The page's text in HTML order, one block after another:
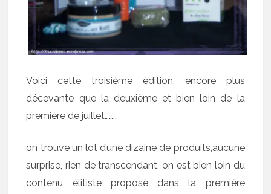
Voici cette troisième édition, encore plus
décevante que la deuxième et bien loin de la
première de juillet……..
on trouve un lot d’une dizaine de produits,aucune
surprise, rien de transcendant, on est bien loin du
contenu élitiste proposé dans la première